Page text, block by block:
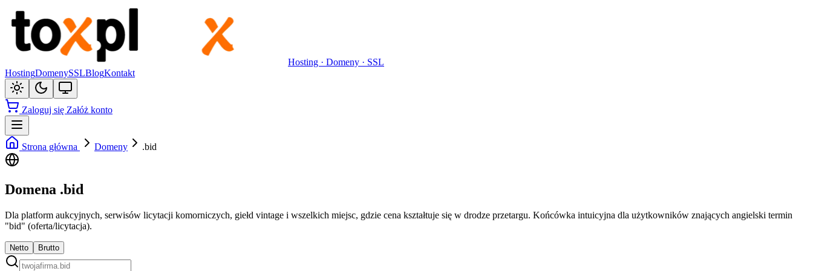
Hosting · Domeny · SSL
HostingDomenySSLBlogKontakt
Zaloguj się Załóż konto
Strona główna Domeny .bid
Domena .bid
Dla platform aukcyjnych, serwisów licytacji komorniczych, giełd vintage i wszelkich miejsc, gdzie cena kształtuje się w drodze przetargu. Końcówka intuicyjna dla użytkowników znających angielski termin
"bid" (oferta/licytacja).
Netto Brutto